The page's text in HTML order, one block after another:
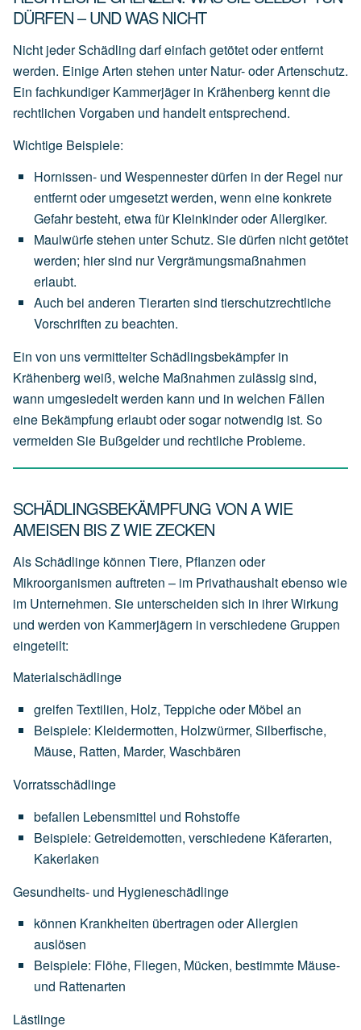
DÜRFEN – UND WAS NICHT
Nicht jeder Schädling darf einfach getötet oder entfernt
werden. Einige Arten stehen unter Natur- oder Artenschutz.
Ein fachkundiger Kammerjäger in Krähenberg kennt die
rechtlichen Vorgaben und handelt entsprechend.
Wichtige Beispiele:
Hornissen- und Wespennesterdürfen in der Regel nur
entferntoder umgesetztwerden, wenn eine konkrete
Gefahrbesteht, etwafür KleinkinderoderAllergiker.
Maulwürfestehen unterSchutz. Siedürfen nichtgetötet
werden; hiersind nurVergrämungsmaßnahmen
erlaubt.
Auch bei anderen Tierarten sind tierschutzrechtliche
Vorschriften zu beachten.
Ein von uns vermittelter Schädlingsbekämpfer in
Krähenberg weiß, welche Maßnahmen zulässig sind,
wann umgesiedelt werden kann und in welchen Fällen
eine Bekämpfung erlaubt oder sogar notwendig ist. So
vermeiden Sie Bußgelder und rechtliche Probleme.
SCHÄDLINGSBEKÄMPFUNG VON A WIE
AMEISEN BIS Z WIE ZECKEN
Als Schädlinge können Tiere, Pflanzen oder
Mikroorganismen auftreten – im Privathaushalt ebenso wie
im Unternehmen. Sie unterscheiden sich in ihrer Wirkung
und werden von Kammerjägern in verschiedene Gruppen
eingeteilt:
Materialschädlinge
greifen Textilien, Holz, Teppicheoder Möbel an
Beispiele: Kleidermotten, Holzwürmer, Silberfische,
Mäuse, Ratten, Marder, Waschbären
Vorratsschädlinge
befallen Lebensmittel und Rohstoffe
Beispiele: Getreidemotten, verschiedene Käferarten,
Kakerlaken
Gesundheits- und Hygieneschädlinge
können Krankheiten übertragen oderAllergien
auslösen
Beispiele: Flöhe, Fliegen, Mücken, bestimmte Mäuse-
und Rattenarten
Lästlinge